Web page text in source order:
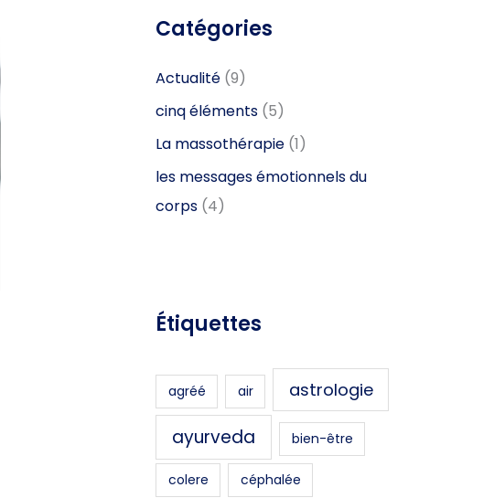
c
f
o
r
:
Catégories
Actualité (9)
cinq éléments (5)
La massothérapie (1)
les messages émotionnels du
corps (4)
Étiquettes
agréé air astrologie
ayurveda bien-être
colere céphalée